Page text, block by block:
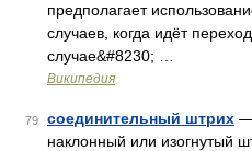
предполагает
случаев, когда идёт
случае&#8230; …
Википедия
79 соединительный штрих —
наклонный или изогнутый